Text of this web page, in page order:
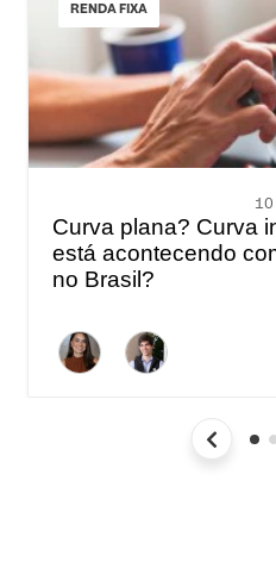
RENDA FIXA
Curva plana? Curva
está acontecendo
no Brasil?